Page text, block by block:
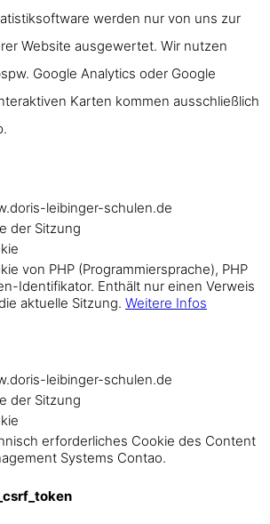
werden nur von uns zur
Website ausgewertet. Wir nutzen
Google Analytics oder Google
Karten kommen ausschließlich
leibinger-schulen.de
der Sitzung
von PHP (Programmiersprache), PHP
Identifikator. Enthält nur einen Verweis
aktuelle Sitzung. Weitere Infos
leibinger-schulen.de
der Sitzung
erforderliches Cookie des Content
Systems Contao.